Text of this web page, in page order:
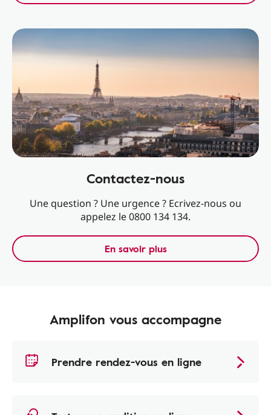
Contactez-nous
Une question ? Une urgence ? Ecrivez-nous ou
appelez le 0800 134 134.
En savoir plus
Amplifon vous accompagne
Prendre rendez-vous en ligne